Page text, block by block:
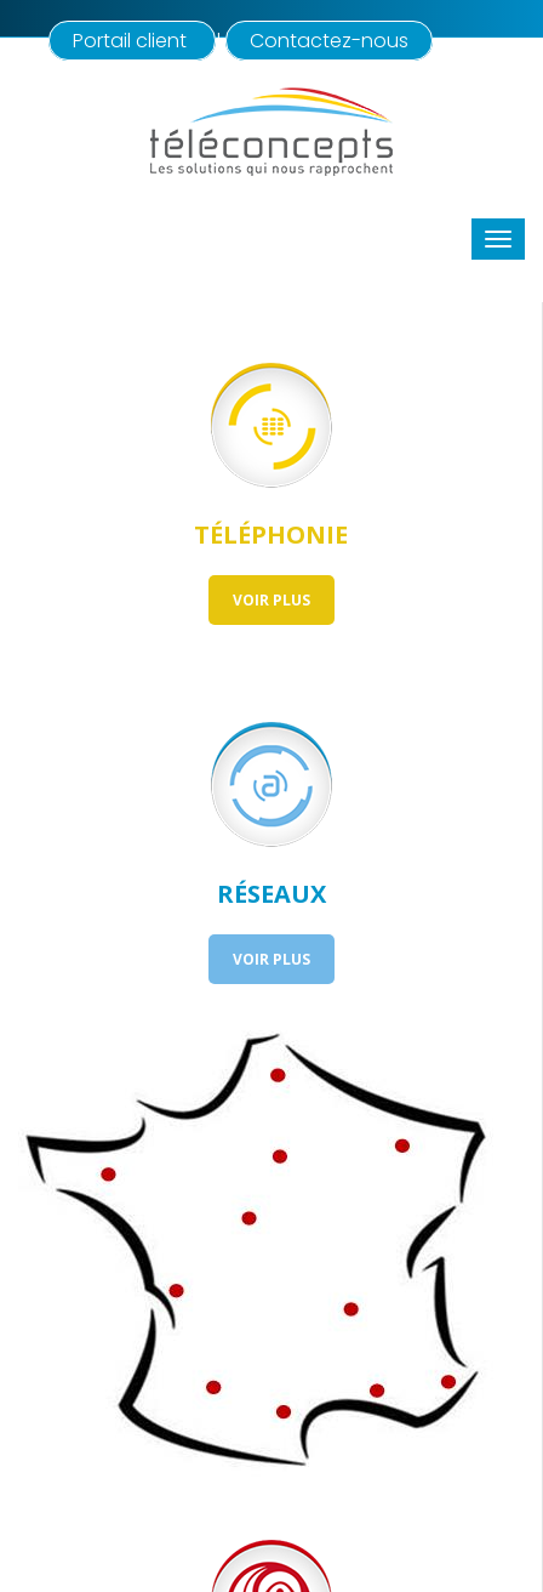
Portail client | Contactez-nous
TÉLÉPHONIE
VOIR PLUS
RÉSEAUX
VOIR PLUS